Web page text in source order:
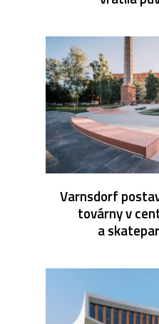
Varnsdorf
továrny v
a